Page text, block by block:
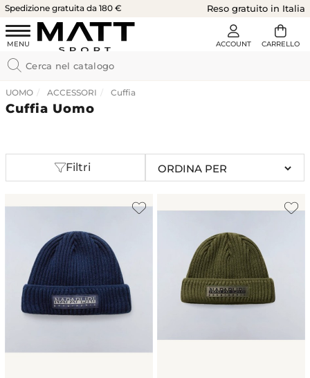
Spedizione gratuita da 180 € Reso gratuito in Italia
UOMO ACCESSORI Cuffia
Cuffia Uomo
Filtri